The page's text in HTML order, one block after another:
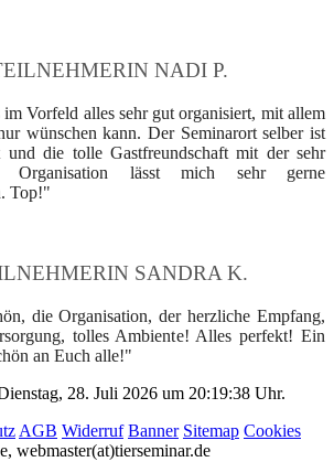
NADI P.
Vorfeld alles sehr gut organisiert, mit allem
wünschen kann. Der Seminarort selber ist
und die tolle Gastfreundschaft mit der sehr
Organisation lässt mich sehr gerne
Top!"
SANDRA K.
die Organisation, der herzliche Empfang,
tolles Ambiente! Alles perfekt! Ein
an Euch alle!"
28. Juli 2026 um 20:19:38 Uhr.
AGB Widerruf Banner Sitemap Cookies
webmaster(at)tierseminar.de